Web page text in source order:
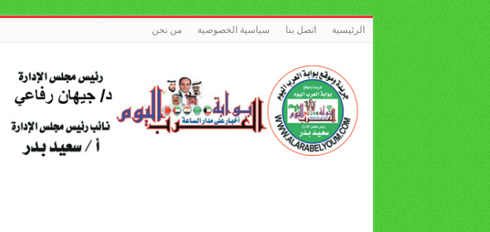
الرئيسية اتصل بنا سياسية الخصوصية من نحن